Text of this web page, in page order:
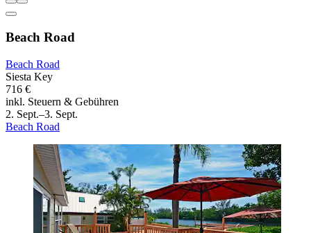
Beach Road
Beach Road
Siesta Key
716 €
inkl. Steuern & Gebühren
2. Sept.–3. Sept.
Beach Road